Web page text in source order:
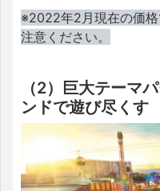
※2022年2月現在の価
注意ください。
（2）巨大テーマ
ンドで遊び尽くす